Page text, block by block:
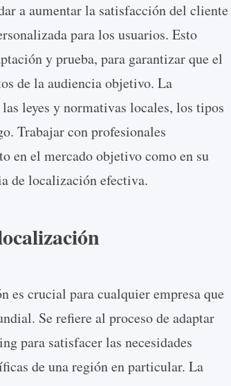
a aumentar la satisfacción del cliente
para los usuarios. Esto
y prueba, para garantizar que el
de la audiencia objetivo. La
leyes y normativas locales, los tipos
Trabajar con profesionales
en el mercado objetivo como en su
de localización efectiva.
es crucial para cualquier empresa que
Se refiere al proceso de adaptar
para satisfacer las necesidades
de una región en particular. La